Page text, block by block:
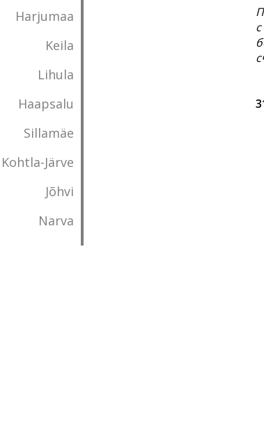
Harjumaa
Keila
Lihula
Haapsalu
Sillamäe
Kohtla-Järve
Jõhvi
Narva